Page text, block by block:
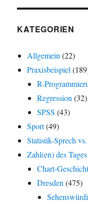
KATEGORIEN
Allgemein(22)
Praxisbeispiel
R-
Regression(32)
SPSS (43)
Sport(49)
Statistik-Sprech
Zahl(en) des Tages
Chart-
Dresden(475)